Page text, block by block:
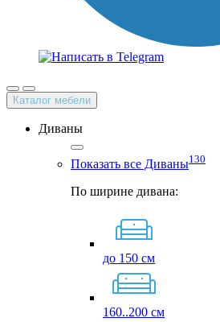
Каталог мебели
Диваны
Показать все Диваны130
По ширине дивана:
до 150 см
160..200 см